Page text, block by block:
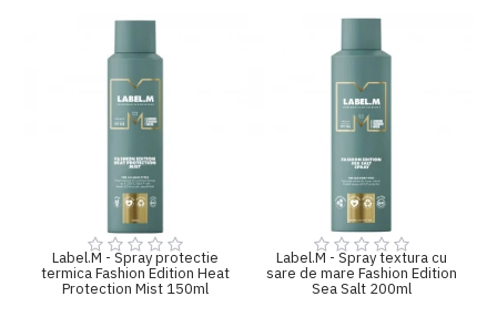
Label.M - Spray protectie
termica Fashion Edition Heat
Protection Mist 150ml
Label.M - Spray textura cu
sare de mare Fashion Edition
Sea Salt 200ml